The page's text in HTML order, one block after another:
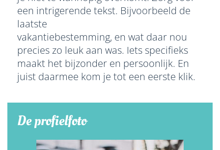
een intrigerende tekst. Bijvoorbeeld de
laatste
vakantiebestemming, en wat daar nou
precies zo leuk aan was. Iets specifieks
maakt het bijzonder en persoonlijk. En
juist daarmee kom je tot een eerste klik.
De profielfoto